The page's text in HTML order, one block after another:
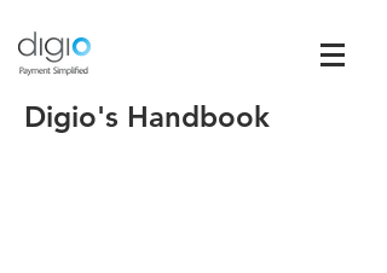
Digio's Handbook